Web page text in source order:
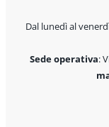
Dal lunedì al
Sede operativa: